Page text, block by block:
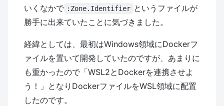
いくなかで :Zone.Identifier というファイルが
勝手に出来ていたことに気づきました。
経緯としては、最初はWindows領域にDockerフ
ァイルを置いて開発していたのですが、あまりに
も重かったので「WSL2とDockerを連携させよ
う！」となりDockerファイルをWSL領域に配置
したのです。